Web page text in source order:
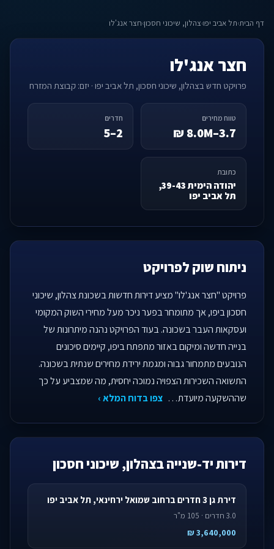
דף הבית›תל אביב יפו›צהלון, שיכוני חסכון›חצר אנג'לו
חצר אנג'לו
פרויקט חדש בצהלון, שיכוני חסכון, תל אביב יפו · יזם: קבוצת המזרח
טווח מחירים
3.7–8.0M ₪
חדרים
2–5
כתובת
יהודה הימית 39-43,
תל אביב יפו
ניתוח שוק לפרויקט
פרויקט "חצר אנג'לו" מציע דירות חדשות בשכונת צהלון, שיכוני
חסכון ביפו, אך מתומחר בפער ניכר מעל מחירי השוק המקומי
ועסקאות העבר בשכונה. בעוד הפרויקט נהנה מיתרונות של
בנייה חדשה ומיקום באזור מתפתח ביפו, קיימים סיכונים
הנובעים מתמחור גבוה ומגמת ירידת מחירים שנתית בשכונה.
התשואה השכירות הצפויה נמוכה יחסית, מה שמצביע על כך
שההשקעה מיועדת… צפו בדוח המלא ›
דירות יד-שנייה בצהלון, שיכוני חסכון
דירת גן 3 חדרים ברחוב שמואל ירחינאי, תל אביב יפו
3.0 חדרים · 105 מ"ר
3,640,000 ₪